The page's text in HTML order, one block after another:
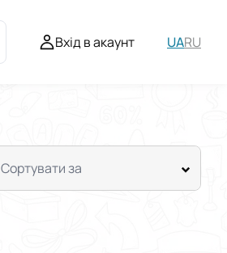
Вхід в акаунт UARU
Сортувати за